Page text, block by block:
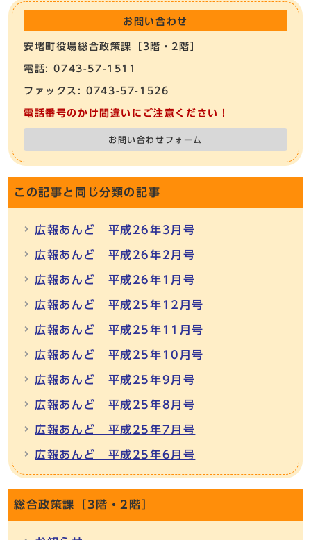
お問い合わせ
安堵町役場総合政策課［3階・2階］
電話: 0743-57-1511
ファックス: 0743-57-1526
電話番号のかけ間違いにご注意ください！
お問い合わせフォーム
この記事と同じ分類の記事
広報あんど 平成26年3月号
広報あんど 平成26年2月号
広報あんど 平成26年1月号
広報あんど 平成25年12月号
広報あんど 平成25年11月号
広報あんど 平成25年10月号
広報あんど 平成25年9月号
広報あんど 平成25年8月号
広報あんど 平成25年7月号
広報あんど 平成25年6月号
総合政策課［3階・2階］